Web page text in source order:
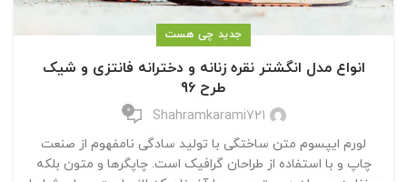
جدید چی هست
انواع مدل انگشتر نقره زنانه و دخترانه فانتزی و شیک
طرح 96
Shahramkarami721
0
لورم ایپسوم متن ساختگی با تولید سادگی نامفهوم از صنعت
چاپ و با استفاده از طراحان گرافیک است. چاپگرها و متون بلکه